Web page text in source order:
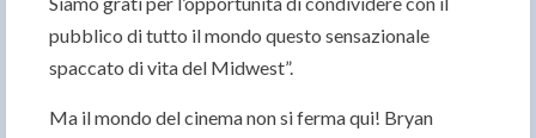
pubblico di tutto il mondo questo sensazionale
spaccato di vita del Midwest”.
Ma il mondo del cinema non si ferma qui! Bryan